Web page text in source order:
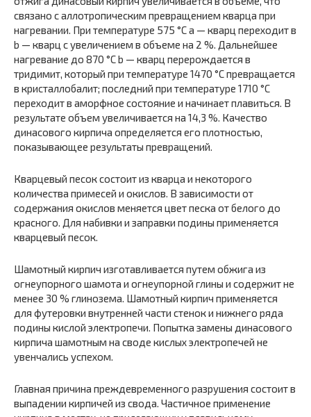
связано с аллотропическим превращением кварца при
нагревании. При температуре 575 °С a — кварц переходит в
b — кварц с увеличением в объеме на 2 %. Дальнейшее
нагревание до 870 °С b — кварц перерождается в
тридимит, который при температуре 1470 °С превращается
в кристаллобалит; последний при температуре 1710 °С
переходит в аморфное состояние и начинает плавиться. В
результате объем увеличивается на 14,3 %. Качество
динасового кирпича определяется его плотностью,
показывающее результаты превращений.
Кварцевый песок состоит из кварца и некоторого
количества примесей и окислов. В зависимости от
содержания окислов меняется цвет песка от белого до
красного. Для набивки и заправки подины применяется
кварцевый песок.
Шамотный кирпич изготавливается путем обжига из
огнеупорного шамота и огнеупорной глины и содержит не
менее 30 % глинозема. Шамотный кирпич применяется
для футеровки внутренней части стенок и нижнего ряда
подины кислой электропечи. Попытка замены динасового
кирпича шамотным на своде кислых электропечей не
увенчались успехом.
Главная причина преждевременного разрушения состоит в
выпадении кирпичей из свода. Частичное применение